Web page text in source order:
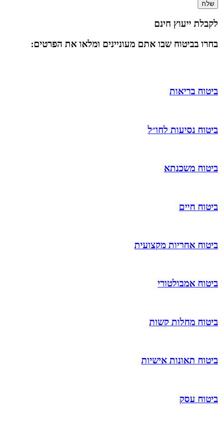
שלח
לקבלת ייעוץ חינם
בחרו בביטוח שבו אתם מעוניינים ומלאו את הפרטים:
ביטוח בריאות
ביטוח נסיעות לחו״ל
ביטוח משכנתא
ביטוח חיים
ביטוח אחריות מקצועית
ביטוח אמבולטורי
ביטוח מחלות קשות
ביטוח תאונות אישיות
ביטוח עסק